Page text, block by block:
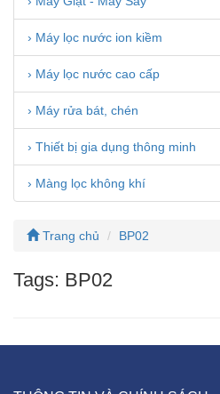
› Máy lọc nước ion kiềm
› Máy lọc nước cao cấp
› Máy rửa bát, chén
› Thiết bị gia dụng thông minh
› Màng lọc không khí
Trang chủ BP02
Tags: BP02